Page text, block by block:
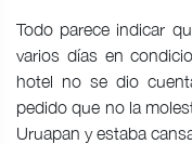
Todo parece indicar
varios días en
hotel no se dio
pedido que no la
Uruapan y estaba